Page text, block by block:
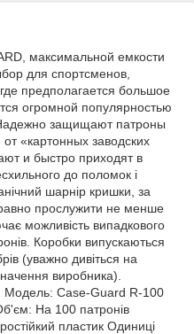
максимальной емкости
для спортсменов,
предполагается большое
огромной популярностью
защищают патроны
«картонных заводских
и быстро приходят в
до поломок і
шарнір кришки, за
прослужити не менше
можливість випадкового
Коробки випускаються
(уважно дивіться на
виробника).
Модель: Case-Guard R-100
На 100 патронів
пластик Одиниці